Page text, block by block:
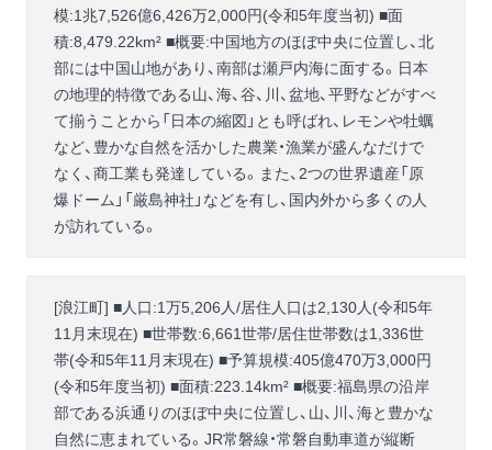
模:1兆7,526億6,426万2,000円(令和5年度当初) ■面
積:8,479.22km² ■概要:中国地方のほぼ中央に位置し、北
部には中国山地があり、南部は瀬戸内海に面する。日本
の地理的特徴である山、海、谷、川、盆地、平野などがすべ
て揃うことから「日本の縮図」とも呼ばれ、レモンや牡蠣
など、豊かな自然を活かした農業・漁業が盛んなだけで
なく、商工業も発達している。また、2つの世界遺産「原
爆ドーム」「厳島神社」などを有し、国内外から多くの人
が訪れている。
[浪江町] ■人口:1万5,206人/居住人口は2,130人(令和5年
11月末現在) ■世帯数:6,661世帯/居住世帯数は1,336世
帯(令和5年11月末現在) ■予算規模:405億470万3,000円
(令和5年度当初) ■面積:223.14km² ■概要:福島県の沿岸
部である浜通りのほぼ中央に位置し、山、川、海と豊かな
自然に恵まれている。JR常磐線・常磐自動車道が縦断